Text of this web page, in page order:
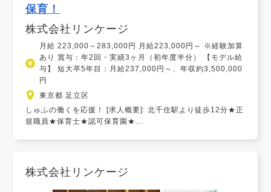
保育！
株式会社リンケージ
月給 223,000～283,000円 月給223,000円～ ※経験加算
あり 賞与：年2回・実績3ヶ月（初年度半分） 【モデル給
与】 短大卒5年目：月給237,000円～、年収約3,500,000
円
東京都 足立区
しゅふの働くを応援！ [求人概要]: 北千住駅より徒歩12分★正
規職員★保育士★認可保育園★...
株式会社リンケージ